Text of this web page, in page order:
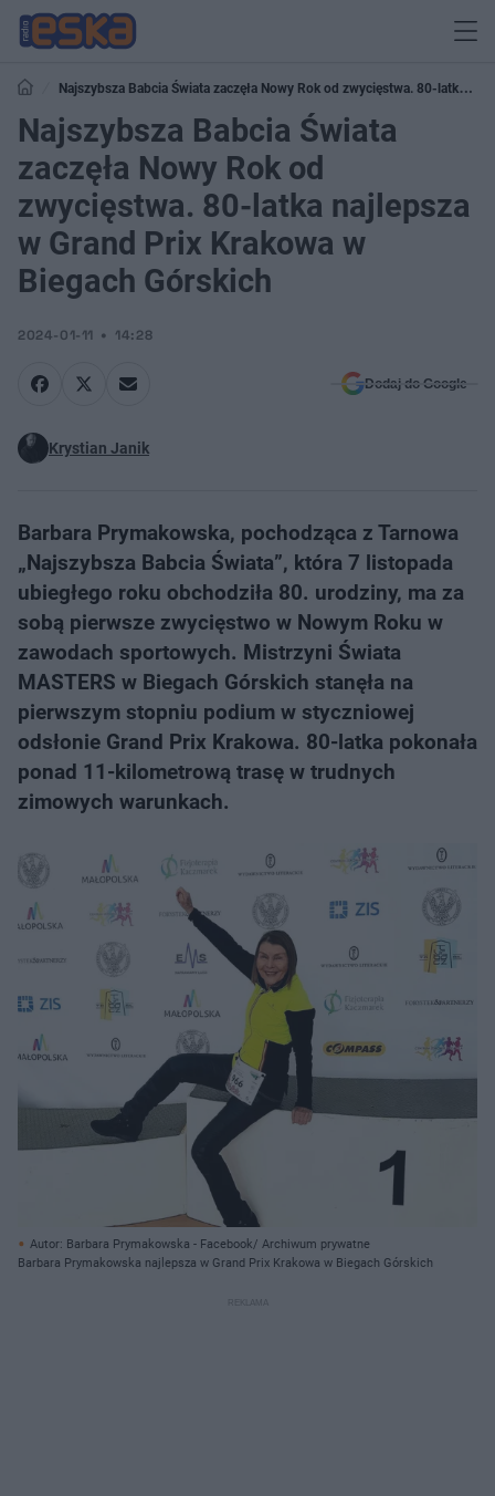
Najszybsza Babcia Świata zaczęła Nowy Rok od zwycięstwa. 80-latka
najlepsza w Grand Prix Krakowa w Biegach Górskich
Najszybsza Babcia Świata
zaczęła Nowy Rok od
zwycięstwa. 80-latka najlepsza
w Grand Prix Krakowa w
Biegach Górskich
2024-01-11 14:28
Dodaj do Google
Krystian Janik
Barbara Prymakowska, pochodząca z Tarnowa
„Najszybsza Babcia Świata”, która 7 listopada
ubiegłego roku obchodziła 80. urodziny, ma za
sobą pierwsze zwycięstwo w Nowym Roku w
zawodach sportowych. Mistrzyni Świata
MASTERS w Biegach Górskich stanęła na
pierwszym stopniu podium w styczniowej
odsłonie Grand Prix Krakowa. 80-latka pokonała
ponad 11-kilometrową trasę w trudnych
zimowych warunkach.
Autor: Barbara Prymakowska - Facebook/ Archiwum prywatne
Barbara Prymakowska najlepsza w Grand Prix Krakowa w Biegach Górskich